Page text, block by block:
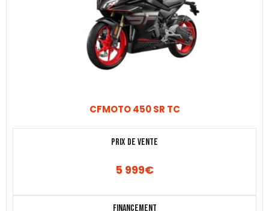
CFMOTO 450 SR TC
Prix de vente
5 999€
Financement